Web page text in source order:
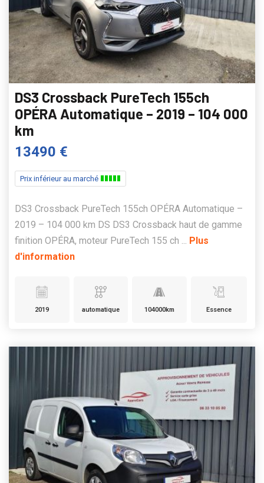
DS3 Crossback PureTech 155ch
OPÉRA Automatique – 2019 – 104 000
km
13490 €
Prix inférieur au marché
DS3 Crossback PureTech 155ch OPÉRA Automatique –
2019 – 104 000 km DS DS3 Crossback haut de gamme
finition OPÉRA, moteur PureTech 155 ch ... Plus
d'information
2019 automatique 104000km Essence